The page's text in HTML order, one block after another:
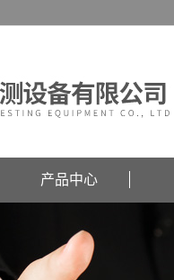
产品中心